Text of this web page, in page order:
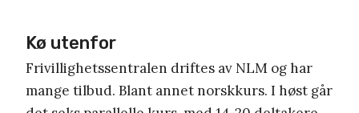
Kø utenfor
Frivillighetssentralen driftes av NLM og har
mange tilbud. Blant annet norskkurs. I høst går